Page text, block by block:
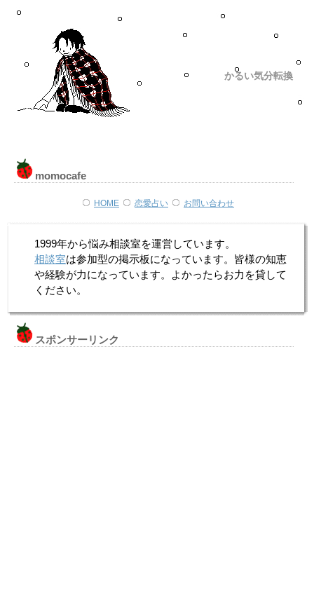
かるい気分転換
momocafe
HOME 恋愛占い お問い合わせ
1999年から悩み相談室を運営しています。
相談室は参加型の掲示板になっています。皆様の知恵
や経験が力になっています。よかったらお力を貸して
ください。
スポンサーリンク